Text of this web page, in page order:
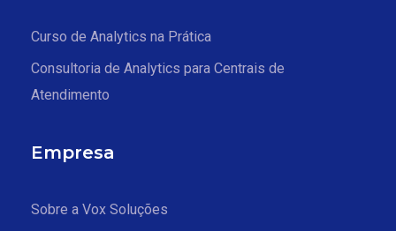
Curso de Analytics na Prática
Consultoria de Analytics para Centrais de
Atendimento
Empresa
Sobre a Vox Soluções